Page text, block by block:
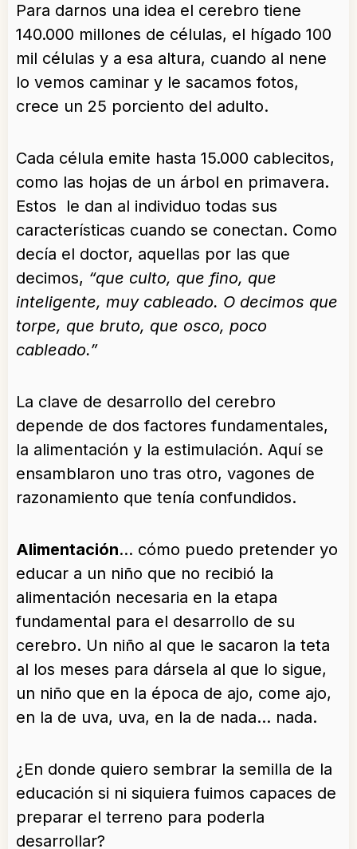
Para darnos una idea el cerebro tiene
140.000 millones de células, el hígado 100
mil células y a esa altura, cuando al nene
lo vemos caminar y le sacamos fotos,
crece un 25 porciento del adulto.
Cada célula emite hasta 15.000 cablecitos,
como las hojas de un árbol en primavera.
Estos le dan al individuo todas sus
características cuando se conectan. Como
decía el doctor, aquellas por las que
decimos, “que culto, que fino, que
inteligente, muy cableado. O decimos que
torpe, que bruto, que osco, poco
cableado.”
La clave de desarrollo del cerebro
depende de dos factores fundamentales,
la alimentación y la estimulación. Aquí se
ensamblaron uno tras otro, vagones de
razonamiento que tenía confundidos.
Alimentación… cómo puedo pretender yo
educar a un niño que no recibió la
alimentación necesaria en la etapa
fundamental para el desarrollo de su
cerebro. Un niño al que le sacaron la teta
al los meses para dársela al que lo sigue,
un niño que en la época de ajo, come ajo,
en la de uva, uva, en la de nada… nada.
¿En donde quiero sembrar la semilla de la
educación si ni siquiera fuimos capaces de
preparar el terreno para poderla
desarrollar?